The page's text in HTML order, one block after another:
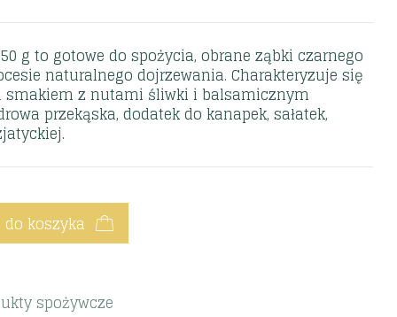
g to gotowe do spożycia, obrane ząbki czarnego
naturalnego dojrzewania. Charakteryzuje się
smakiem z nutami śliwki i balsamicznym
przekąska, dodatek do kanapek, sałatek,
do koszyka
spożywcze